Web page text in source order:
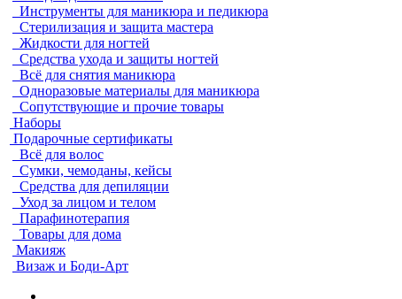
Инструменты для маникюра и педикюра
Стерилизация и защита мастера
Жидкости для ногтей
Средства ухода и защиты ногтей
Всё для снятия маникюра
Одноразовые материалы для маникюра
Сопутствующие и прочие товары
Наборы
Подарочные сертификаты
Всё для волос
Сумки, чемоданы, кейсы
Средства для депиляции
Уход за лицом и телом
Парафинотерапия
Товары для дома
Макияж
Визаж и Боди-Арт